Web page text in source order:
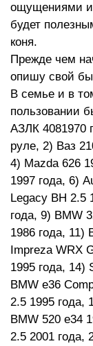
ощущениями и
будет
коня.
Прежде чем
опишу свой
В семье и в
пользовании
АЗЛК 4081970
руле, 2) Ваз
4) Mazda 626
1997 года, 6)
Legacy BH 2.5
года, 9) BMW
1986 года, 11)
Impreza WRX
1995 года, 14)
BMW e36
2.5 1995 года,
BMW 520 e34
2.5 2001 года,